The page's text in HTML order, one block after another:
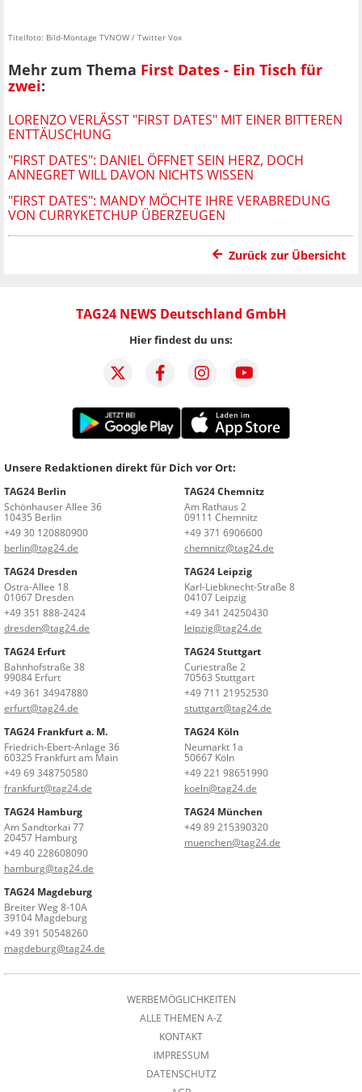
Titelfoto: Bild-Montage TVNOW / Twitter Vox
Mehr zum Thema First Dates - Ein Tisch für
zwei:
LORENZO VERLÄSST "FIRST DATES" MIT EINER BITTEREN
ENTTÄUSCHUNG
"FIRST DATES": DANIEL ÖFFNET SEIN HERZ, DOCH
ANNEGRET WILL DAVON NICHTS WISSEN
"FIRST DATES": MANDY MÖCHTE IHRE VERABREDUNG
VON CURRYKETCHUP ÜBERZEUGEN
Zurück zur Übersicht
TAG24 NEWS Deutschland GmbH
Hier findest du uns:
Unsere Redaktionen direkt für Dich vor Ort:
TAG24 Berlin
Schönhauser Allee 36
10435 Berlin
+49 30 120880900
berlin@tag24.de
TAG24 Chemnitz
Am Rathaus 2
09111 Chemnitz
+49 371 6906600
chemnitz@tag24.de
TAG24 Dresden
Ostra-Allee 18
01067 Dresden
+49 351 888-2424
dresden@tag24.de
TAG24 Leipzig
Karl-Liebknecht-Straße 8
04107 Leipzig
+49 341 24250430
leipzig@tag24.de
TAG24 Erfurt
Bahnhofstraße 38
99084 Erfurt
+49 361 34947880
erfurt@tag24.de
TAG24 Stuttgart
Curiestraße 2
70563 Stuttgart
+49 711 21952530
stuttgart@tag24.de
TAG24 Frankfurt a. M.
Friedrich-Ebert-Anlage 36
60325 Frankfurt am Main
+49 69 348750580
frankfurt@tag24.de
TAG24 Köln
Neumarkt 1a
50667 Köln
+49 221 98651990
koeln@tag24.de
TAG24 Hamburg
Am Sandtorkai 77
20457 Hamburg
+49 40 228608090
hamburg@tag24.de
TAG24 München
+49 89 215390320
muenchen@tag24.de
TAG24 Magdeburg
Breiter Weg 8-10A
39104 Magdeburg
+49 391 50548260
magdeburg@tag24.de
WERBEMÖGLICHKEITEN
ALLE THEMEN A-Z
KONTAKT
IMPRESSUM
DATENSCHUTZ